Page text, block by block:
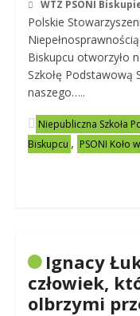
WTZ PSONI
Polskie
Biskupcu otworzyło
Szkołę Podstawową
naszego…..
Niepubliczna Szkoła
Biskupcu , PSONI Koło
Ignacy
człowiek,
olbrzymi